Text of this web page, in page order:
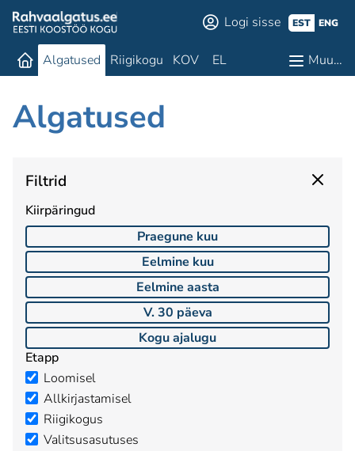
Logi sisse EST ENG
Algatused Riigikogu KOV EL Muu…
Algatused
Filtrid
Kiirpäringud
Praegune kuu
Eelmine kuu
Eelmine aasta
V. 30 päeva
Kogu ajalugu
Etapp
Loomisel
Allkirjastamisel
Riigikogus
Valitsusasutuses